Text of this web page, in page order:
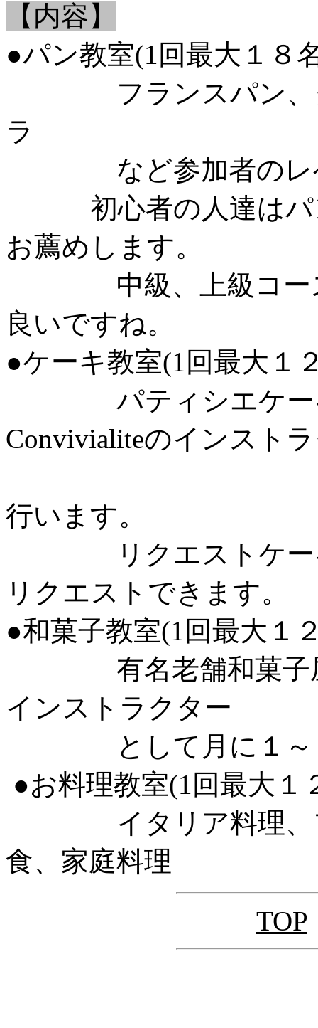
【内容】
●パン教室(1回最大１８
フランスパン、ク
ラ
など参加者のレベ
初心者の人達はパン
お薦めします。
中級、上級コース
良いですね。
●ケーキ教室(1回最大１
パティシエケーキ
Convivialiteのインスト
行います。
リクエストケーキ
リクエストできます。
●和菓子教室(1回最大１
有名老舗和菓子屋
インストラクター
として月に１～２
●お料理教室(1回最大１
イタリア料理、フ
食、家庭料理
TOP